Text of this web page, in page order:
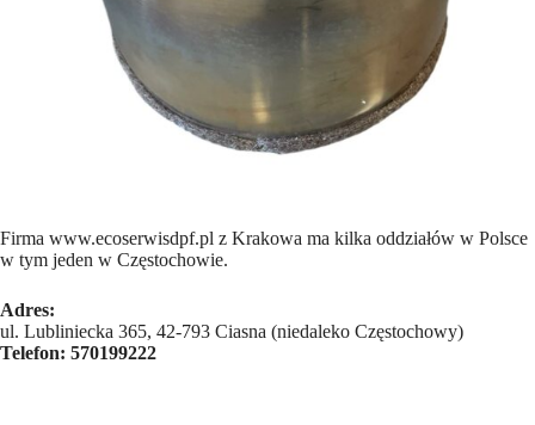
Firma www.ecoserwisdpf.pl z Krakowa ma kilka oddziałów w Polsce
w tym jeden w Częstochowie.
Adres:
ul. Lubliniecka 365, 42-793 Ciasna (niedaleko Częstochowy)
Telefon: 570199222